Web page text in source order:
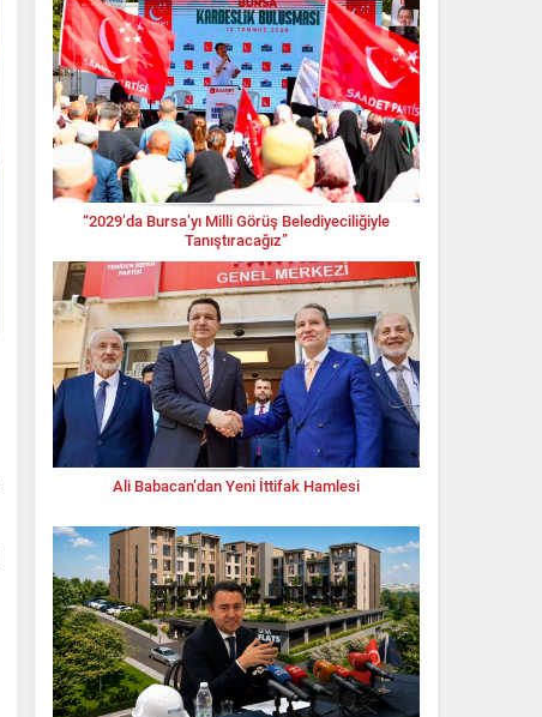
“2029’da Bursa’yı Milli Görüş Belediyeciliğiyle
Tanıştıracağız”
Ali Babacan’dan Yeni İttifak Hamlesi